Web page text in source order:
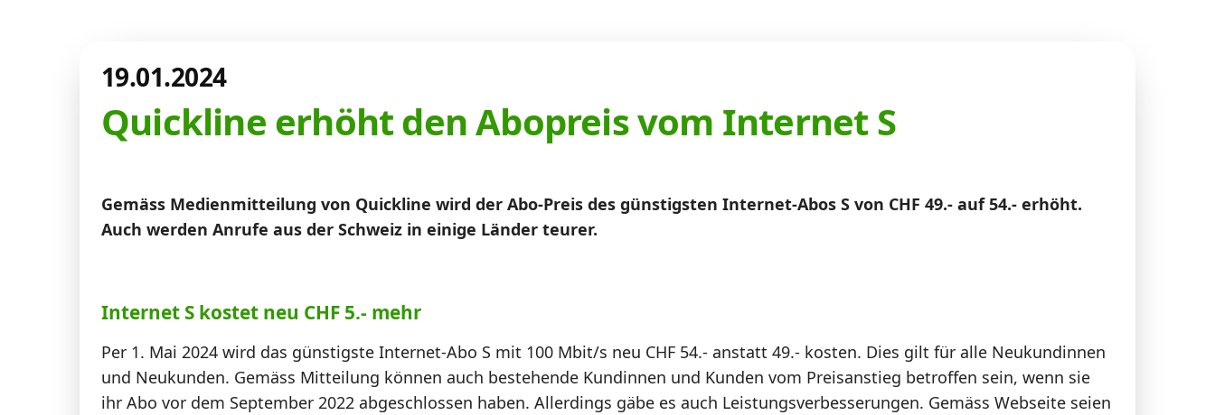
19.01.2024
Quickline erhöht den Abopreis vom Internet S
Gemäss Medienmitteilung von Quickline wird der Abo-Preis des günstigsten Internet-Abos S von CHF 49.- auf 54.- erhöht.
Auch werden Anrufe aus der Schweiz in einige Länder teurer.
Internet S kostet neu CHF 5.- mehr
Per 1. Mai 2024 wird das günstigste Internet-Abo S mit 100 Mbit/s neu CHF 54.- anstatt 49.- kosten. Dies gilt für alle Neukundinnen
und Neukunden. Gemäss Mitteilung können auch bestehende Kundinnen und Kunden vom Preisanstieg betroffen sein, wenn sie
ihr Abo vor dem September 2022 abgeschlossen haben. Allerdings gäbe es auch Leistungsverbesserungen. Gemäss Webseite seien